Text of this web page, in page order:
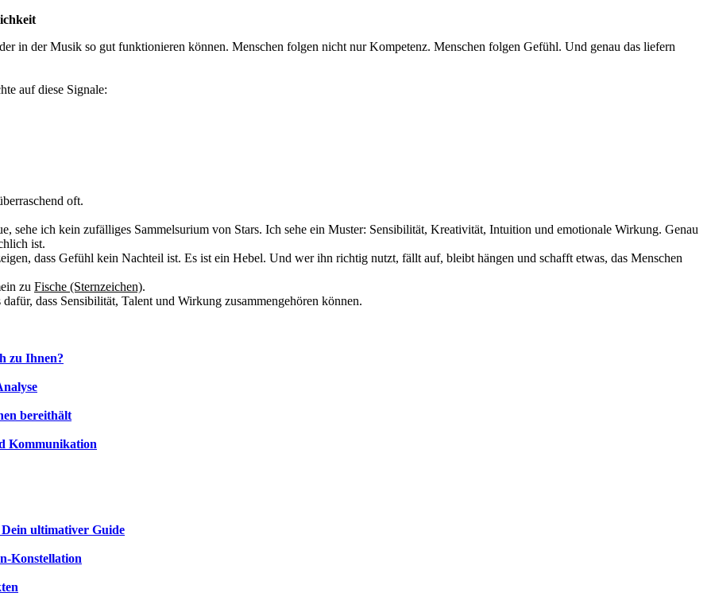
in der Musik so gut funktionieren können. Menschen folgen nicht nur Kompetenz. Menschen folgen Gefühl. Und genau das liefern
auf diese Signale:
oft.
sehe ich kein zufälliges Sammelsurium von Stars. Ich sehe ein Muster: Sensibilität, Kreativität, Intuition und emotionale Wirkung. Genau
ist.
dass Gefühl kein Nachteil ist. Es ist ein Hebel. Und wer ihn richtig nutzt, fällt auf, bleibt hängen und schafft etwas, das Menschen
zu Fische (Sternzeichen).
dass Sensibilität, Talent und Wirkung zusammengehören können.
zu Ihnen?
bereithält
Kommunikation
Dein ultimativer Guide
Konstellation